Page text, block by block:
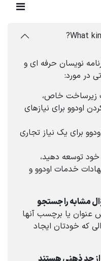
What
نویسان حرفه ای و
در مورد:
زیرساخت خاص،
اودوو برای نیازهای
برای یک نیاز تجاری
خود توسعه دهید،
خدمات اودوو و
مشابه را جستجو
عنوان یا برچسب آنها
که خودتان ایجاد